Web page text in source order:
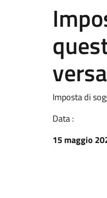
Imposta di
Data :
15 maggio